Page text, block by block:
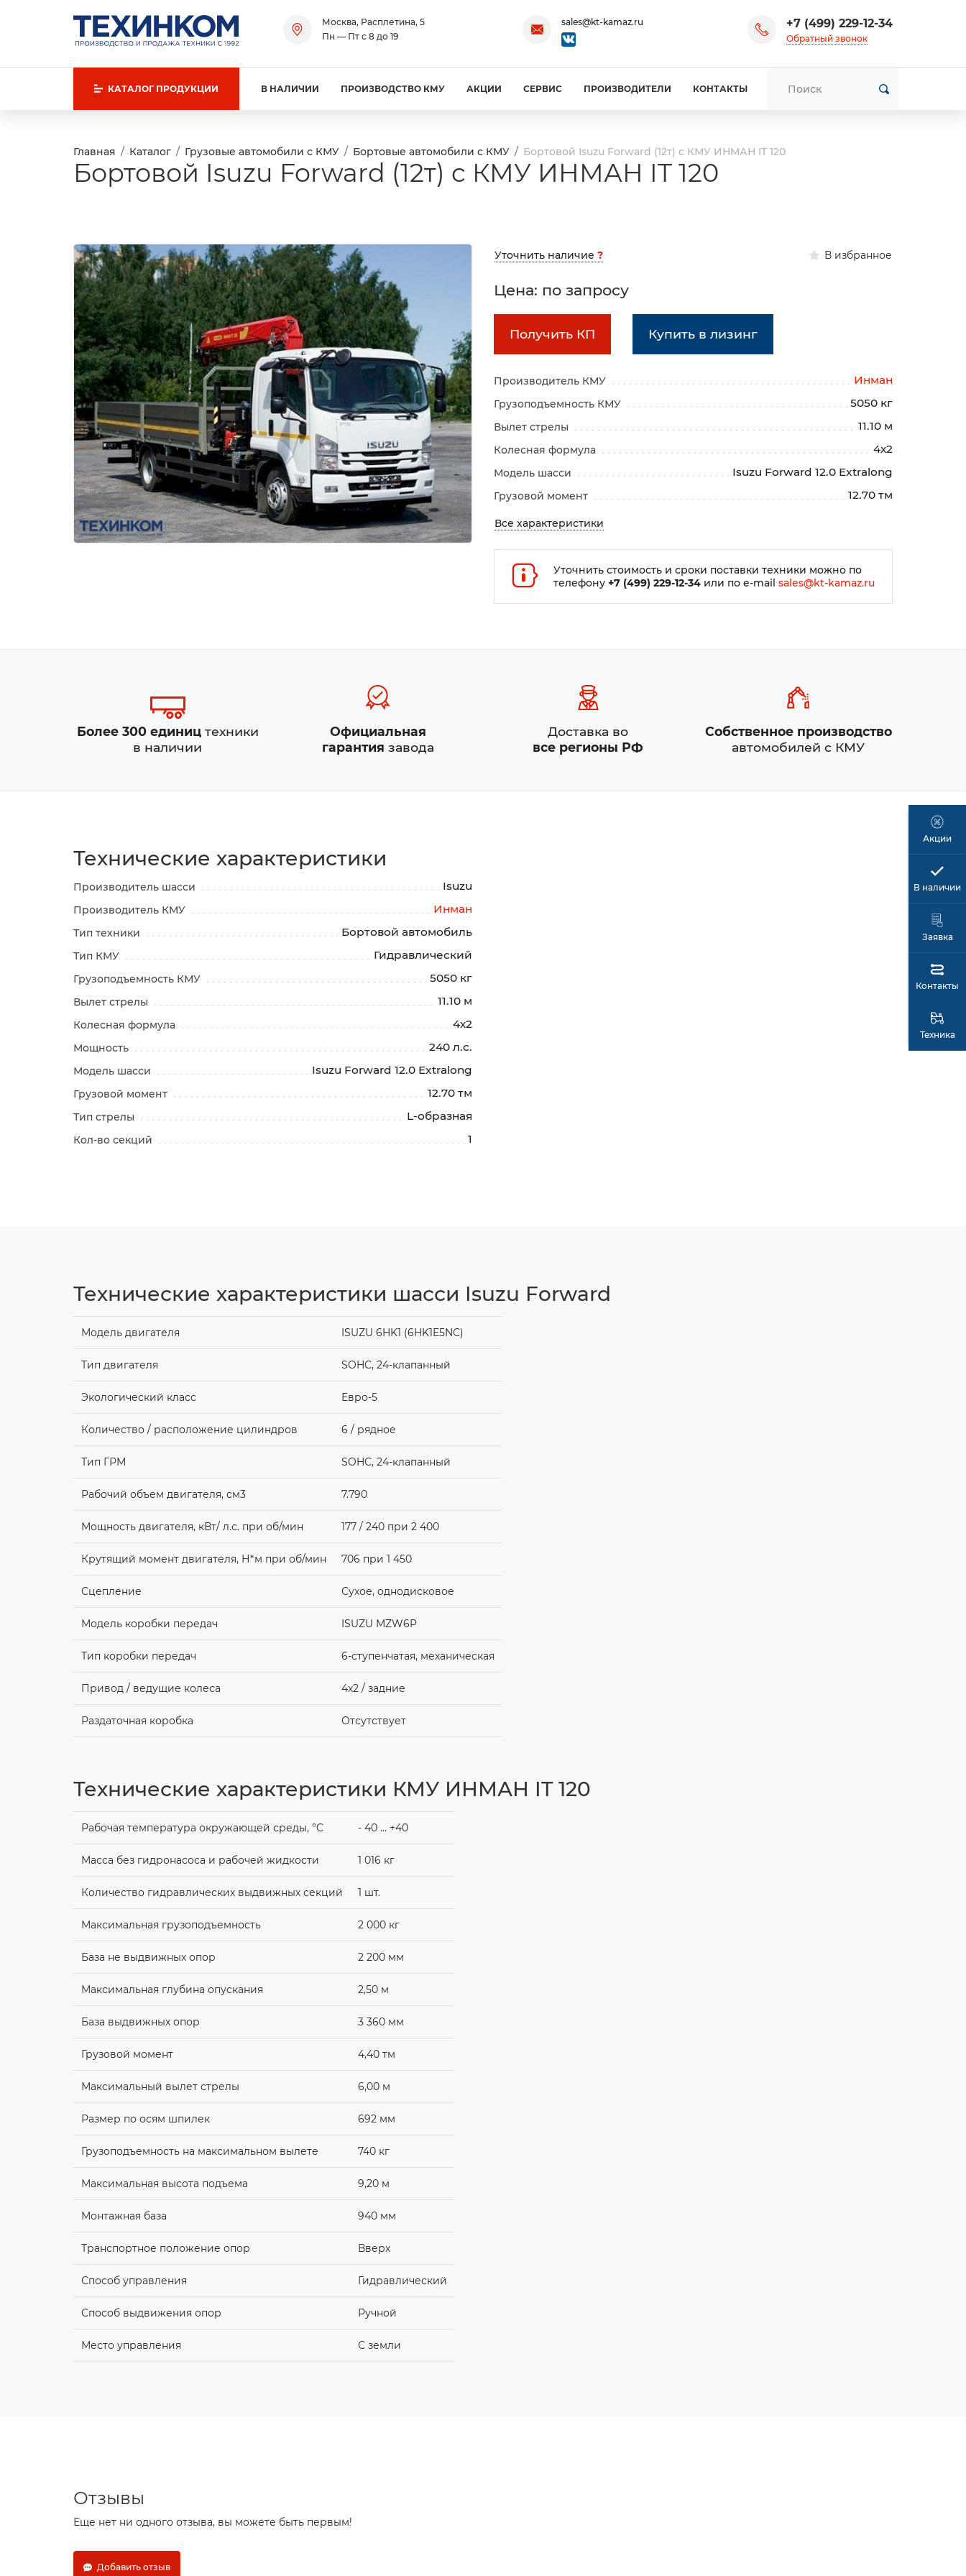
Москва, Расплетина, 5
Пн — Пт с 8 до 19
sales@kt-kamaz.ru +7 (499) 229-12-34
Обратный звонок
КАТАЛОГ ПРОДУКЦИИ В НАЛИЧИИ ПРОИЗВОДСТВО КМУ АКЦИИ СЕРВИС ПРОИЗВОДИТЕЛИ КОНТАКТЫ
Главная Каталог Грузовые автомобили с КМУ Бортовые автомобили с КМУ Бортовой Isuzu Forward (12т) c КМУ ИНМАН IT 120
Бортовой Isuzu Forward (12т) c КМУ ИНМАН IT 120
Уточнить наличие ? В избранное
Цена: по запросу
Получить КП Купить в лизинг
Производитель КМУ Инман
Грузоподъемность КМУ 5050 кг
Вылет стрелы 11.10 м
Колесная формула 4х2
Модель шасси Isuzu Forward 12.0 Extralong
Грузовой момент 12.70 тм
Все характеристики
Уточнить стоимость и сроки поставки техники можно по
телефону +7 (499) 229-12-34или по e-mail sales@kt-kamaz.ru
Более 300 едиництехники
в наличии
Официальная
гарантия завода
Доставка во
все регионы РФ
Собственное производство
автомобилей с КМУ
Технические характеристики
Производитель шасси Isuzu
Производитель КМУ Инман
Тип техники Бортовой автомобиль
Тип КМУ Гидравлический
Грузоподъемность КМУ 5050 кг
Вылет стрелы 11.10 м
Колесная формула 4х2
Мощность 240 л.с.
Модель шасси Isuzu Forward 12.0 Extralong
Грузовой момент 12.70 тм
Тип стрелы L-образная
Кол-во секций 1
Технические характеристики шасси Isuzu Forward
Модель двигателя ISUZU 6HK1 (6HK1E5NC)
Тип двигателя SOHC, 24-клапанный
Экологический класс Евро-5
Количество / расположение цилиндров 6 / рядное
Тип ГРМ SOHC, 24-клапанный
Рабочий объем двигателя, см3 7.790
Мощность двигателя, кВт/ л.с. при об/мин 177 / 240 при 2 400
Крутящий момент двигателя, Н*м при об/мин 706 при 1 450
Сцепление Сухое, однодисковое
Модель коробки передач ISUZU MZW6P
Тип коробки передач 6-ступенчатая, механическая
Привод / ведущие колеса 4х2 / задние
Раздаточная коробка Отсутствует
Технические характеристики КМУ ИНМАН IT 120
Рабочая температура окружающей среды, °C - 40 ... +40
Масса без гидронасоса и рабочей жидкости 1 016 кг
Количество гидравлических выдвижных секций 1 шт.
Максимальная грузоподъемность 2 000 кг
База не выдвижных опор 2 200 мм
Максимальная глубина опускания 2,50 м
База выдвижных опор 3 360 мм
Грузовой момент 4,40 тм
Максимальный вылет стрелы 6,00 м
Размер по осям шпилек 692 мм
Грузоподъемность на максимальном вылете 740 кг
Максимальная высота подъема 9,20 м
Монтажная база 940 мм
Транспортное положение опор Вверх
Способ управления Гидравлический
Способ выдвижения опор Ручной
Место управления С земли
Отзывы
Еще нет ни одного отзыва, вы можете быть первым!
Добавить отзыв
Акции
В наличии
Заявка
Техника
Контакты